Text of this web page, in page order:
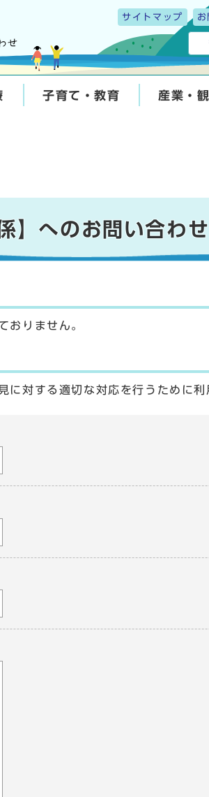
サイトマップ
子育て・教育 産業・
】へのお問い合わせ
おりません。
対する適切な対応を行うために